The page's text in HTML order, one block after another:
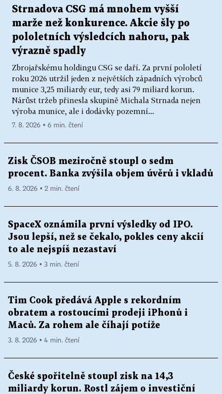
Strnadova CSG má mnohem vyšší
marže než konkurence. Akcie šly po
pololetních výsledcích nahoru, pak
výrazně spadly
Zbrojařskému holdingu CSG se daří. Za první pololetí
roku 2026 utržil jeden z největších západních výrobců
munice 3,25 miliardy eur, tedy asi 79 miliard korun.
Nárůst tržeb přinesla skupině Michala Strnada nejen
výroba munice, ale i dodávky pozemní...
7. 8. 2026 ▪ 6 min. čtení
Zisk ČSOB meziročně stoupl o sedm
procent. Banka zvýšila objem úvěrů i vkladů
6. 8. 2026 ▪ 2 min. čtení
SpaceX oznámila první výsledky od IPO.
Jsou lepší, než se čekalo, pokles ceny akcií
to ale nejspíš nezastaví
5. 8. 2026 ▪ 3 min. čtení
Tim Cook předává Apple s rekordním
obratem a rostoucími prodeji iPhonů i
Maců. Za rohem ale číhají potíže
3. 8. 2026 ▪ 4 min. čtení
České spořitelně stoupl zisk na 14,3
miliardy korun. Rostl zájem o investiční